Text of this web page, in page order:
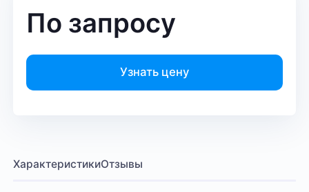
По запросу
Узнать цену
ХарактеристикиОтзывы